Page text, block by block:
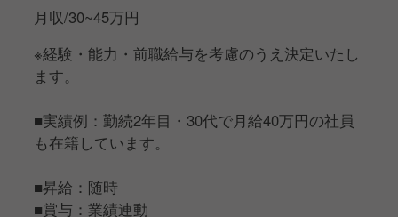
常に心地よく過ごせる環境を整えます。
「将来は自分のお店を持ちたい」
「接客のプロとして成長したい」
…きっかけは問いません。
価値観を、ぜひ率直にお聞かせください。
月収/30~45万円
※経験・能力・前職給与を考慮のうえ決定いたし
ます。
■実績例：勤続2年目・30代で月給40万円の社員
も在籍しています。
■昇給：随時
■賞与：業績連動